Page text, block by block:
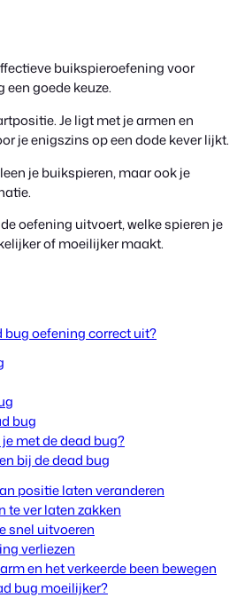
buikspieroefening voor
goede keuze.
Je ligt met je armen en
je enigszins op een dode kever lijkt.
je buikspieren, maar ook je
oefening uitvoert, welke spieren je
of moeilijker maakt.
bug oefening correct uit?
bug
met de dead bug?
bij de dead bug
positie laten veranderen
te ver laten zakken
snel uitvoeren
verliezen
en het verkeerde been bewegen
bug moeilijker?